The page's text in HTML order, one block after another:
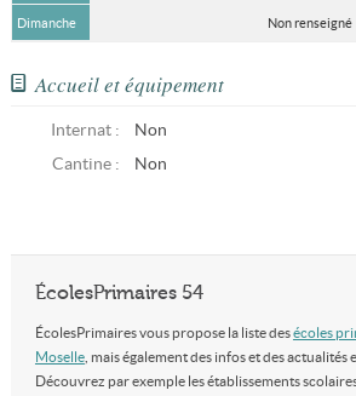
Dimanche Non renseigné
Accueil et équipement
Internat :
Non
Cantine :
Non
ÉcolesPrimaires 54
ÉcolesPrimaires vous propose la liste desécoles
Moselle, mais également des infos et des actualités
Découvrez par exemple les établissements